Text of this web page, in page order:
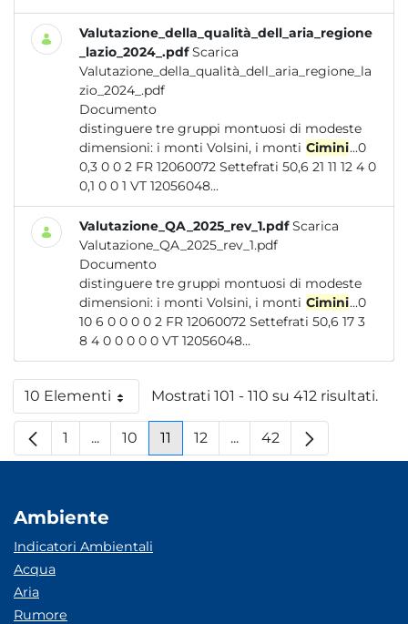
Valutazione_della_qualità_dell_aria_regione
_lazio_2024_.pdf Scarica
Valutazione_della_qualità_dell_aria_regione_la
zio_2024_.pdf
Documento
distinguere tre gruppi montuosi di modeste
dimensioni: i monti Volsini, i monti Cimini...0
0,3 0 0 2 FR 12060072 Settefrati 50,6 21 11 12 4 0
0,1 0 0 1 VT 12056048...
Valutazione_QA_2025_rev_1.pdf Scarica
Valutazione_QA_2025_rev_1.pdf
Documento
distinguere tre gruppi montuosi di modeste
dimensioni: i monti Volsini, i monti Cimini...0
10 6 0 0 0 0 2 FR 12060072 Settefrati 50,6 17 3
8 4 0 0 0 0 0 VT 12056048...
10 ElementiPer paginaMostrati 101 - 110 su 412 risultati.
Pagina
1 ...Pagine intermedie
Pagina
10 Pagina
11 Pagina
12 ...Pagine intermedie
Pagina
42
Ambiente
Indicatori Ambientali
Acqua
Aria
Rumore